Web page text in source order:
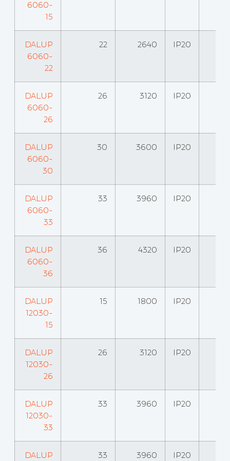
6060-
15
DALUP
6060-
22
22 2640 IP20
DALUP
6060-
26
26 3120 IP20
DALUP
6060-
30
30 3600 IP20
DALUP
6060-
33
33 3960 IP20
DALUP
6060-
36
36 4320 IP20
DALUP
12030-
15
15 1800 IP20
DALUP
12030-
26
26 3120 IP20
DALUP
12030-
33
33 3960 IP20
DALUP
33 3960 IP20